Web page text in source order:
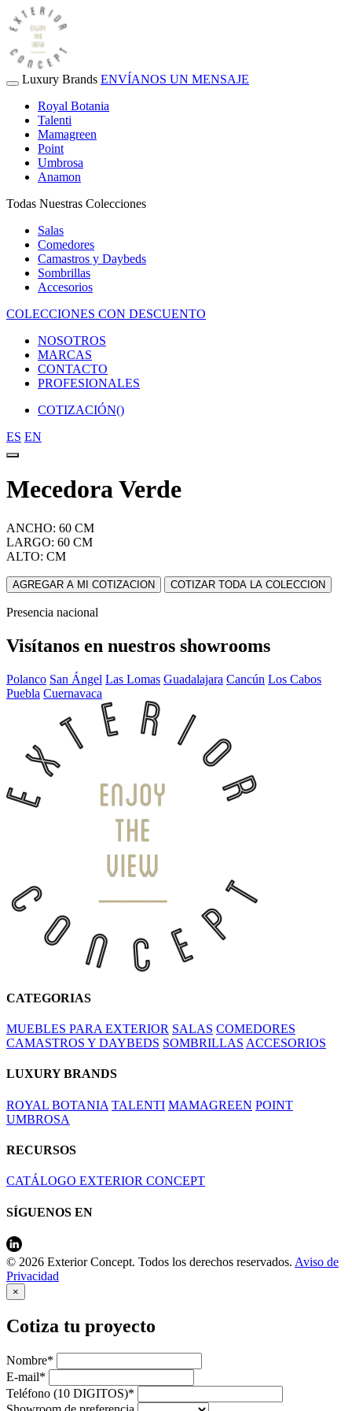
Luxury Brands ENVÍANOS UN MENSAJE
Royal Botania
Talenti
Mamagreen
Point
Umbrosa
Anamon
Todas Nuestras Colecciones
Salas
Comedores
Camastros y Daybeds
Sombrillas
Accesorios
COLECCIONES CON DESCUENTO
NOSOTROS
MARCAS
CONTACTO
PROFESIONALES
COTIZACIÓN()
ES EN
Mecedora Verde
ANCHO: 60 CM
LARGO: 60 CM
ALTO: CM
AGREGAR A MI COTIZACION COTIZAR TODA LA COLECCION
Presencia nacional
Visítanos en nuestros showrooms
Polanco San Ángel Las Lomas Guadalajara Cancún Los Cabos
Puebla Cuernavaca
CATEGORIAS
MUEBLES PARA EXTERIOR SALAS COMEDORES
CAMASTROS Y DAYBEDS SOMBRILLAS ACCESORIOS
LUXURY BRANDS
ROYAL BOTANIA TALENTI MAMAGREEN POINT
UMBROSA
RECURSOS
CATÁLOGO EXTERIOR CONCEPT
SÍGUENOS EN
© 2026 Exterior Concept. Todos los derechos reservados. Aviso de
Privacidad
×
Cotiza tu proyecto
Nombre*
E-mail*
Teléfono (10 DIGITOS)*